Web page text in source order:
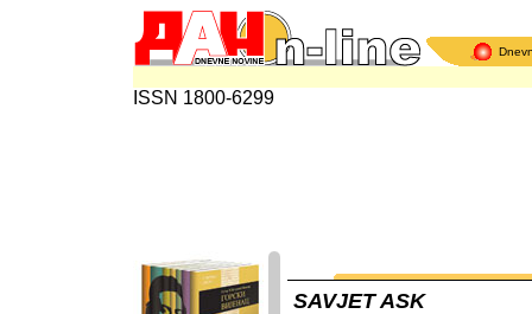
ISSN 1800-6299
SAVJET ASK